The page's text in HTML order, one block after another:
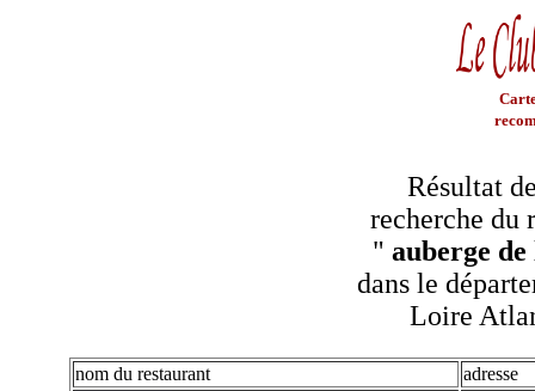
Résultat
recherche du
" auberge de
dans le
Loire
nom du restaurant
adresse